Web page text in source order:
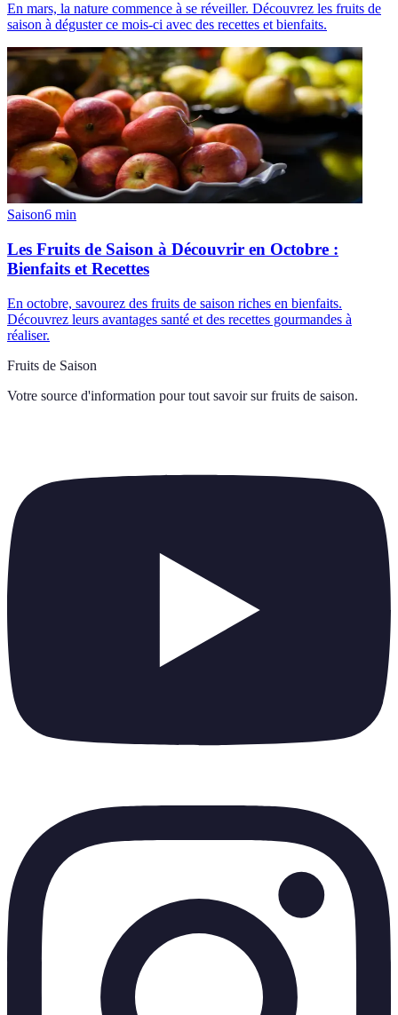
En mars, la nature commence à se réveiller. Découvrez les fruits de
saison à déguster ce mois-ci avec des recettes et bienfaits.
Saison6 min
Les Fruits de Saison à Découvrir en Octobre :
Bienfaits et Recettes
En octobre, savourez des fruits de saison riches en bienfaits.
Découvrez leurs avantages santé et des recettes gourmandes à
réaliser.
Fruits de Saison
Votre source d'information pour tout savoir sur fruits de saison.